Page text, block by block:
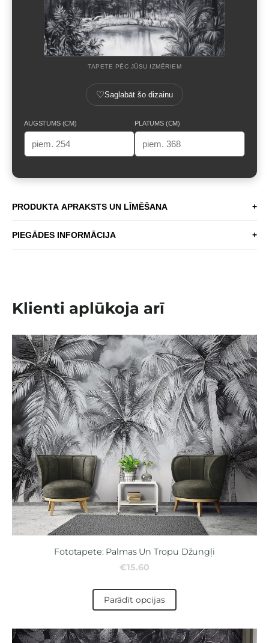
TAPETE PĒC JŪSU IZMĒRIEM
♡Saglabāt šo dizainu
AUGSTUMS (CM) PLATUMS (CM)
PRODUKTA APRAKSTS UN LĪMĒŠANA +
PIEGĀDES INFORMĀCIJA +
Klienti aplūkoja arī
Fototapete: Palmas Un Tropu Džungļi
€15.60
Parādīt opcijas